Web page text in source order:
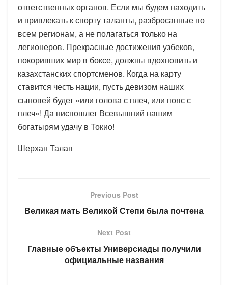
ответственных органов. Если мы будем находить
и привлекать к спорту таланты, разбросанные по
всем регионам, а не полагаться только на
легионеров. Прекрасные достижения узбеков,
покоривших мир в боксе, должны вдохновить и
казахстанских спортсменов. Когда на карту
ставится честь нации, пусть девизом наших
сыновей будет «или голова с плеч, или пояс с
плеч»! Да ниспошлет Всевышний нашим
богатырям удачу в Токио!
Шерхан Талап
Previous Post
Великая мать Великой Степи была почтена
Next Post
Главные объекты Универсиады получили
официальные названия